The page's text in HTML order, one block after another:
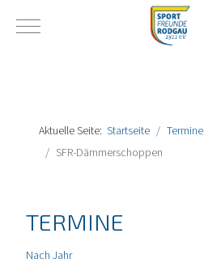
Mobile Menu Toggle
Aktuelle Seite: Startseite
Termine
SFR-Dämmerschoppen
TERMINE
Nach Jahr